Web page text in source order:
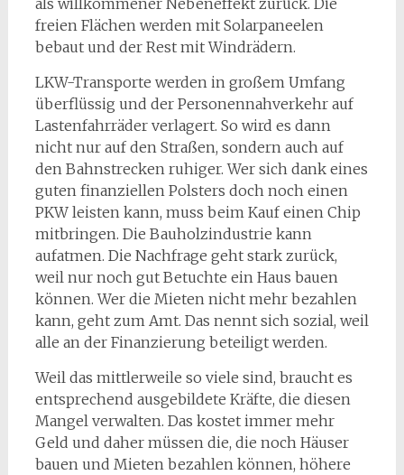
freien Flächen werden mit Solarpaneelen
bebaut und der Rest mit Windrädern.
LKW-Transporte werden in großem Umfang
überflüssig und der Personennahverkehr auf
Lastenfahrräder verlagert. So wird es dann
nicht nur auf den Straßen, sondern auch auf
den Bahnstrecken ruhiger. Wer sich dank eines
guten finanziellen Polsters doch noch einen
PKW leisten kann, muss beim Kauf einen Chip
mitbringen. Die Bauholzindustrie kann
aufatmen. Die Nachfrage geht stark zurück,
weil nur noch gut Betuchte ein Haus bauen
können. Wer die Mieten nicht mehr bezahlen
kann, geht zum Amt. Das nennt sich sozial, weil
alle an der Finanzierung beteiligt werden.
Weil das mittlerweile so viele sind, braucht es
entsprechend ausgebildete Kräfte, die diesen
Mangel verwalten. Das kostet immer mehr
Geld und daher müssen die, die noch Häuser
bauen und Mieten bezahlen können, höhere